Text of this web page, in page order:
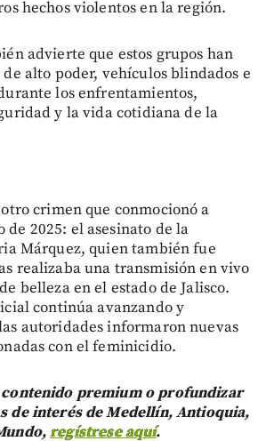
hechos violentos en la región.
advierte que estos grupos han
alto poder, vehículos blindados e
los enfrentamientos,
y la vida cotidiana de la
crimen que conmocionó a
de 2025: el asesinato de la
Márquez, quien también fue
realizaba una transmisión en vivo
belleza en el estado de Jalisco.
continúa avanzando y
autoridades informaron nuevas
con el feminicidio.
premium o profundizar
de interés de Medellín, Antioquia,
regístrese aquí.